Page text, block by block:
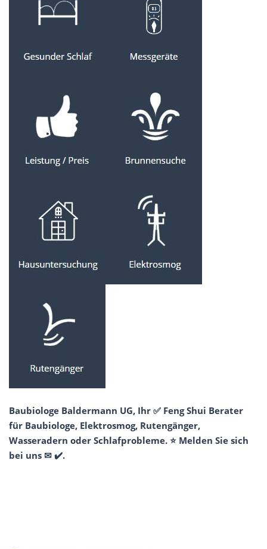
Baubiologe Baldermann UG, Ihr ✅ Feng Shui Berater
für Baubiologe, Elektrosmog, Rutengänger,
Wasseradern oder Schlafprobleme. ⭐ Melden Sie sich
bei uns ✉ ✔️.